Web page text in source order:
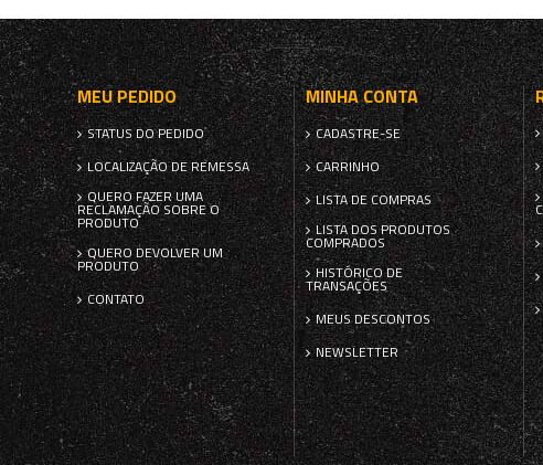
MEU PEDIDO
STATUS DO PEDIDO
LOCALIZAÇÃO DE REMESSA
QUERO FAZER UMA
RECLAMAÇÃO SOBRE O
PRODUTO
QUERO DEVOLVER UM
PRODUTO
CONTATO
MINHA CONTA
CADASTRE-SE
CARRINHO
LISTA DE COMPRAS
LISTA DOS PRODUTOS
COMPRADOS
HISTÓRICO DE
TRANSAÇÕES
MEUS DESCONTOS
NEWSLETTER